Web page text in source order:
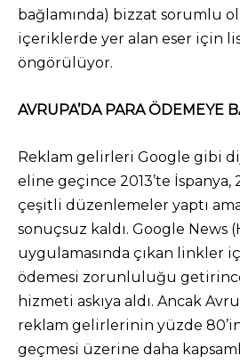
bağlamında) bizzat sorumlu
içeriklerde yer alan eser için
öngörülüyor.
AVRUPA’DA PARA ÖDEMEYE
Reklam gelirleri Google gibi
eline geçince 2013’te İspanya,
çeşitli düzenlemeler yaptı
sonuçsuz kaldı. Google News
uygulamasında çıkan linkler
ödemesi zorunluluğu
hizmeti askıya aldı. Ancak
reklam gelirlerinin yüzde
geçmesi üzerine daha